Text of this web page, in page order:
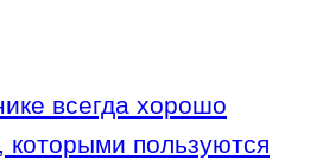
всегда хорошо
которыми пользуются